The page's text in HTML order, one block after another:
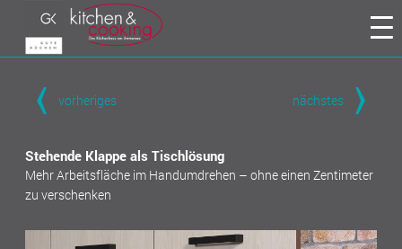
vorheriges nächstes
Stehende Klappe als Tischlösung
Mehr Arbeitsfläche im Handumdrehen – ohne einen Zentimeter
zu verschenken